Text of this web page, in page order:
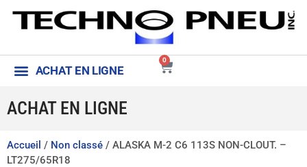
0
ACHAT EN LIGNE
ACHAT EN LIGNE
Accueil / Non classé / ALASKA M-2 C6 113S NON-CLOUT. –
LT275/65R18